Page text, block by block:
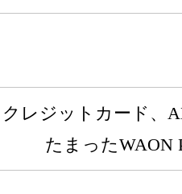
クレジットカード、
たまったWAON